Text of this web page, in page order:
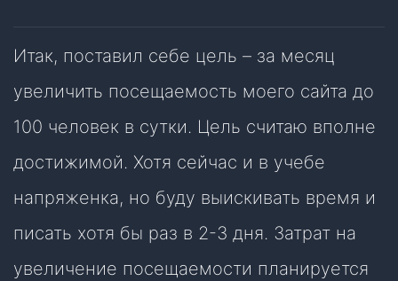
Итак, поставил себе цель – за месяц
увеличить посещаемость моего сайта до
100 человек в сутки. Цель считаю вполне
достижимой. Хотя сейчас и в учебе
напряженка, но буду выискивать время и
писать хотя бы раз в 2-3 дня. Затрат на
увеличение посещаемости планируется